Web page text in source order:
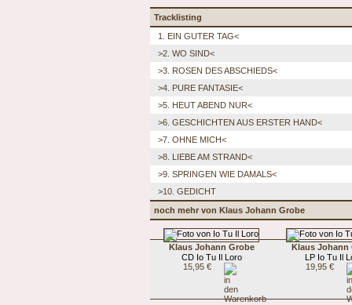
Tracklisting
1. EIN GUTER TAG<
>2. WO SIND<
>3. ROSEN DES ABSCHIEDS<
>4. PURE FANTASIE<
>5. HEUT ABEND NUR<
>6. GESCHICHTEN AUS ERSTER HAND<
>7. OHNE MICH<
>8. LIEBE AM STRAND<
>9. SPRINGEN WIE DAMALS<
>10. GEDICHT
noch mehr von Klaus Johann Grobe
Klaus Johann Grobe
CD Io Tu Il Loro
15,95 €
Klaus Johann
LP Io Tu Il
19,95 €